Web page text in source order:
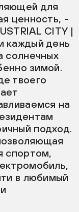
для
ценность, -
CITY |
каждый день
солнечных
зимой.
твоего
на
подход.
спортом,
в любимый